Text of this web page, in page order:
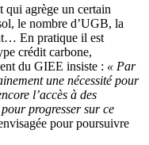
qui agrège un certain
le nombre d’UGB, la
En pratique il est
crédit carbone,
du GIEE insiste : « Par
une nécessité pour
l’accès à des
progresser sur ce
pour poursuivre